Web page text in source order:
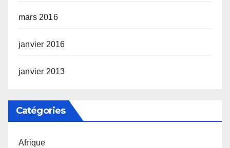
mars 2016
janvier 2016
janvier 2013
Catégories
Afrique